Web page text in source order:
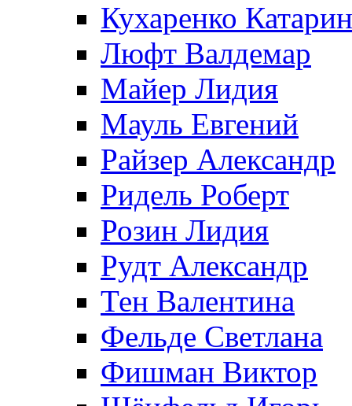
Кухаренко
Люфт Валдемaр
Майер Лидия
Мауль Евгений
Райзер Александр
Ридель Роберт
Розин Лидия
Рудт Александр
Тен Валентина
Фельде Светлана
Фишман Виктор